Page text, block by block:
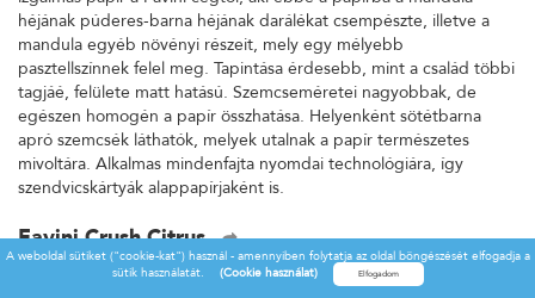
héjának púderes-barna héjának darálékat csempészte, illetve a
mandula egyéb növényi részeit, mely egy mélyebb
pasztellszínnek felel meg. Tapintása érdesebb, mint a család többi
tagjáé, felülete matt hatású. Szemcseméretei nagyobbak, de
egészen homogén a papír összhatása. Helyenként sötétbarna
apró szemcsék láthatók, melyek utalnak a papír természetes
mivoltára. Alkalmas mindenfajta nyomdai technológiára, így
szendvicskártyák alappapírjaként is.
Favini Crush Citrus
Favini Crush - 250g/350g A Crush egy környezetbarát
papírcsalád, melynél különböző gyümölcsök és növények
A weboldal sütiket ("cookie-kat") használ - amennyiben folytatja az oldal böngészését elfogadja a
sütik használatát.
(Cookie használat)